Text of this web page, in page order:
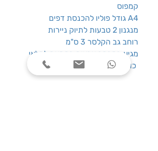
קמפוס
גודל פוליו להכנסת דפים A4
מנגנון 2 טבעות לתיוק ניירות
רוחב גב הקלסר 3 ס"מ
מגיע במבחר צבעים בהתאם למלאי